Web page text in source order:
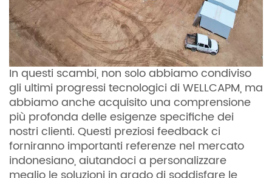
In questi scambi, non solo abbiamo condiviso
gli ultimi progressi tecnologici di WELLCAPM, ma
abbiamo anche acquisito una comprensione
più profonda delle esigenze specifiche dei
nostri clienti. Questi preziosi feedback ci
forniranno importanti referenze nel mercato
indonesiano, aiutandoci a personalizzare